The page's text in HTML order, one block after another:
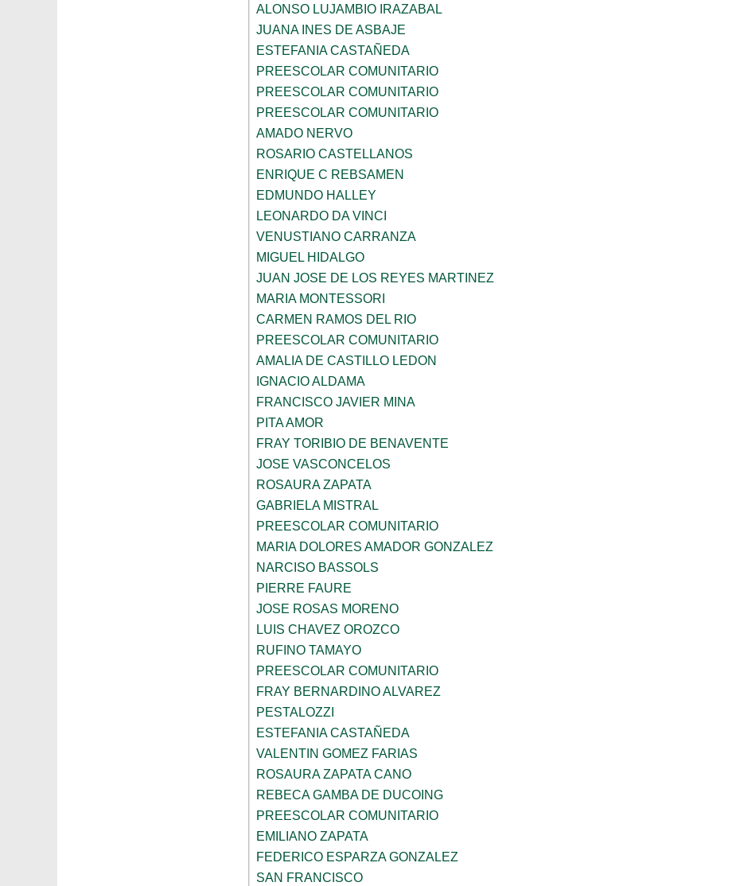
ALONSO LUJAMBIO IRAZABAL
JUANA INES DE ASBAJE
ESTEFANIA CASTAÑEDA
PREESCOLAR COMUNITARIO
PREESCOLAR COMUNITARIO
PREESCOLAR COMUNITARIO
AMADO NERVO
ROSARIO CASTELLANOS
ENRIQUE C REBSAMEN
EDMUNDO HALLEY
LEONARDO DA VINCI
VENUSTIANO CARRANZA
MIGUEL HIDALGO
JUAN JOSE DE LOS REYES MARTINEZ
MARIA MONTESSORI
CARMEN RAMOS DEL RIO
PREESCOLAR COMUNITARIO
AMALIA DE CASTILLO LEDON
IGNACIO ALDAMA
FRANCISCO JAVIER MINA
PITA AMOR
FRAY TORIBIO DE BENAVENTE
JOSE VASCONCELOS
ROSAURA ZAPATA
GABRIELA MISTRAL
PREESCOLAR COMUNITARIO
MARIA DOLORES AMADOR GONZALEZ
NARCISO BASSOLS
PIERRE FAURE
JOSE ROSAS MORENO
LUIS CHAVEZ OROZCO
RUFINO TAMAYO
PREESCOLAR COMUNITARIO
FRAY BERNARDINO ALVAREZ
PESTALOZZI
ESTEFANIA CASTAÑEDA
VALENTIN GOMEZ FARIAS
ROSAURA ZAPATA CANO
REBECA GAMBA DE DUCOING
PREESCOLAR COMUNITARIO
EMILIANO ZAPATA
FEDERICO ESPARZA GONZALEZ
SAN FRANCISCO